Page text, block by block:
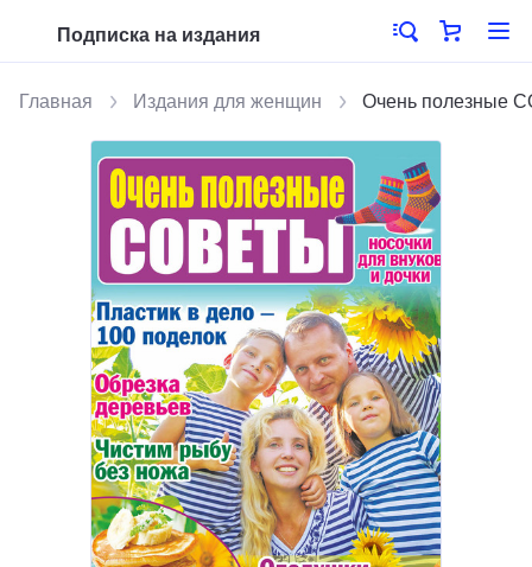
Подписка на издания
Главная Издания для женщин Очень полезные